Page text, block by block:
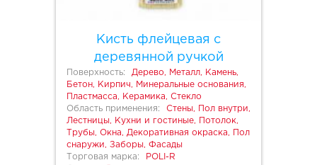
Кисть флейцевая с
деревянной ручкой
Поверхность:
Дерево, Металл, Камень,
Бетон, Кирпич, Минеральные основания,
Пластмасса, Керамика, Стекло
Область применения:
Стены, Пол внутри,
Лестницы, Кухни и гостиные, Потолок,
Трубы, Окна, Декоративная окраска, Пол
снаружи, Заборы, Фасады
Торговая марка:
POLI-R